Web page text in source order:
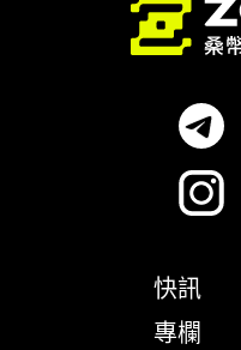
快訊
專欄